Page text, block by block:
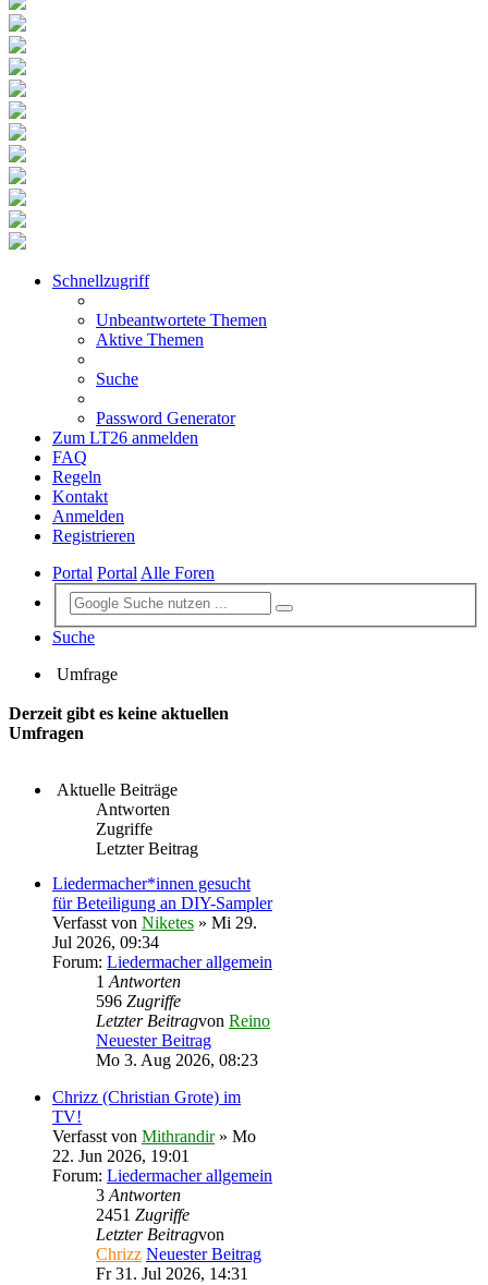
Schnellzugriff
Unbeantwortete Themen
Aktive Themen
Suche
Password Generator
Zum LT26 anmelden
FAQ
Regeln
Kontakt
Anmelden
Registrieren
Portal PortalAlle Foren
Suche
Umfrage
Derzeit gibt es keine aktuellen
Umfragen
Aktuelle Beiträge
Antworten
Zugriffe
Letzter Beitrag
Liedermacher*innen gesucht
für Beteiligung an DIY-Sampler
Verfasst von Niketes » Mi 29.
Jul 2026, 09:34
Forum: Liedermacher allgemein
1 Antworten
596 Zugriffe
Letzter Beitragvon Reino
Neuester Beitrag
Mo 3. Aug 2026, 08:23
Chrizz (Christian Grote) im
TV!
Verfasst von Mithrandir» Mo
22. Jun 2026, 19:01
Forum: Liedermacher allgemein
3 Antworten
2451 Zugriffe
Letzter Beitragvon
Chrizz Neuester Beitrag
Fr 31. Jul 2026, 14:31